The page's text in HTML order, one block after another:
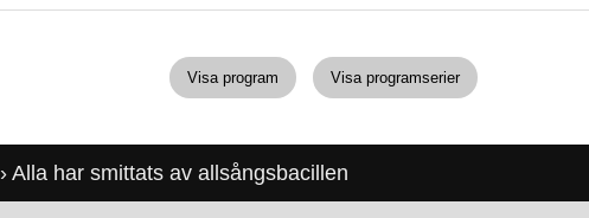
Visa program Visa programserier
› Alla har smittats av allsångsbacillen